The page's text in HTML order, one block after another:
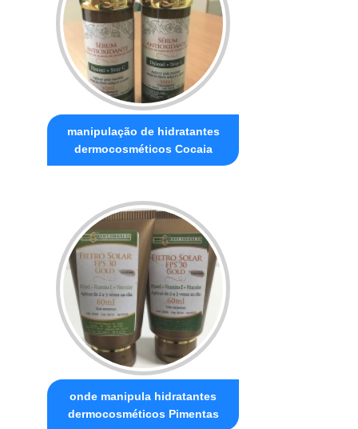
manipulação de hidratantes
dermocosméticos Cocaia
onde manipula hidratantes
dermocosméticos Pimentas